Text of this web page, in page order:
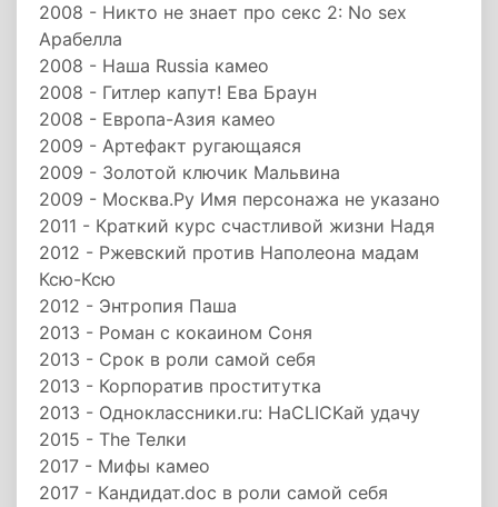
2008 - Никто не знает про секс 2: No sex
Арабелла
2008 - Наша Russia камео
2008 - Гитлер капут! Ева Браун
2008 - Европа-Азия камео
2009 - Артефакт ругающаяся
2009 - Золотой ключик Мальвина
2009 - Москва.Ру Имя персонажа не указано
2011 - Краткий курс счастливой жизни Надя
2012 - Ржевский против Наполеона мадам
Ксю-Ксю
2012 - Энтропия Паша
2013 - Роман с кокаином Соня
2013 - Срок в роли самой себя
2013 - Корпоратив проститутка
2013 - Одноклассники.ru: НаCLICKай удачу
2015 - The Телки
2017 - Мифы камео
2017 - Кандидат.doc в роли самой себя